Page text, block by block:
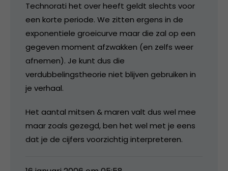
Technorati het over heeft geldt slechts voor
een korte periode. We zitten ergens in de
exponentiele groeicurve maar die zal op een
gegeven moment afzwakken (en zelfs weer
afnemen). Je kunt dus die
verdubbelingstheorie niet blijven gebruiken in
je verhaal.
Het aantal mitsen & maren valt dus wel mee
maar zoals gezegd, ben het wel met je eens
dat je de cijfers voorzichtig interpreteren.